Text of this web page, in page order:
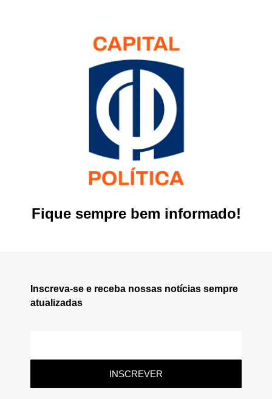
Fique sempre bem informado!
Inscreva-se e receba nossas notícias sempre
atualizadas
INSCREVER